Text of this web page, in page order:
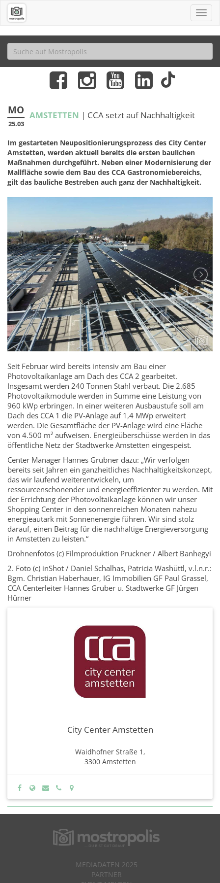
MO
25.03
AMSTETTEN | CCA setzt auf Nachhaltigkeit
Im gestarteten Neupositionierungsprozess des City Center
Amstetten, werden aktuell bereits die ersten baulichen
Maßnahmen durchgeführt. Neben einer Modernisierung der
Mallfläche sowie dem Bau des CCA Gastronomiebereichs,
gilt das bauliche Bestreben auch ganz der Nachhaltigkeit.
Seit Februar wird bereits intensiv am Bau einer
Photovoltaikanlage am Dach des CCA 2 gearbeitet.
Insgesamt werden 240 Tonnen Stahl verbaut. Die 2.685
Photovoltaikmodule werden in Summe eine Leistung von
960 kWp erbringen. In einer weiteren Ausbaustufe soll am
Dach des CCA 1 die PV-Anlage auf 1,4 MWp erweitert
werden. Die Gesamtfläche der PV-Anlage wird eine Fläche
von 4.500 m² aufweisen. Energieüberschüsse werden in das
öffentliche Netz der Stadtwerke Amstetten eingespeist.
Center Manager Hannes Grubner dazu: „Wir verfolgen
bereits seit Jahren ein ganzheitliches Nachhaltigkeitskonzept,
das wir laufend weiterentwickeln, um
ressourcenschonender und energieeffizienter zu werden. Mit
der Errichtung der Photovoltaikanlage können wir unser
Shopping Center in den sonnenreichen Monaten nahezu
energieautark mit Sonnenenergie führen. Wir sind stolz
darauf, einen Beitrag für die nachhaltige Energieversorgung
in Amstetten zu leisten.“
Drohnenfotos (c) Filmproduktion Pruckner / Albert Banhegyi
2. Foto (c) inShot / Daniel Schalhas, Patricia Washüttl, v.l.n.r.:
Bgm. Christian Haberhauer, IG Immobilien GF Paul Grassel,
CCA Centerleiter Hannes Gruber u. Stadtwerke GF Jürgen
Hürner
City Center Amstetten
Waidhofner Straße 1,
3300 Amstetten
MEDIADATEN 2025
PARTNER